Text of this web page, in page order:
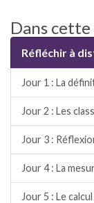
Dans
Réfléchir à
Jour 1 : La
Jour 2 : Les
Jour 3 :
Jour 4 : La
Jour 5 : Le